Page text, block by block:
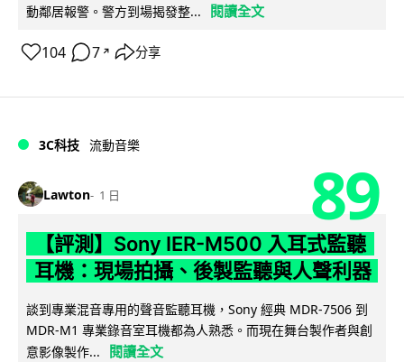
動鄰居報警。警方到場揭發整...
閱讀全文
104 7 ↗ 分享
3C科技 流動音樂
Lawton 1 日 89
【評測】Sony IER-M500 入耳式監聽
耳機：現場拍攝、後製監聽與人聲利器
談到專業混音專用的聲音監聽耳機，Sony 經典 MDR-7506 到
MDR-M1 專業錄音室耳機都為人熟悉。而現在舞台製作者與創
意影像製作...
閱讀全文